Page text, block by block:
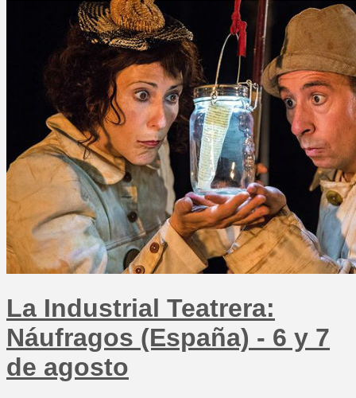
La Industrial Teatrera:
Náufragos (España) - 6 y 7
de agosto